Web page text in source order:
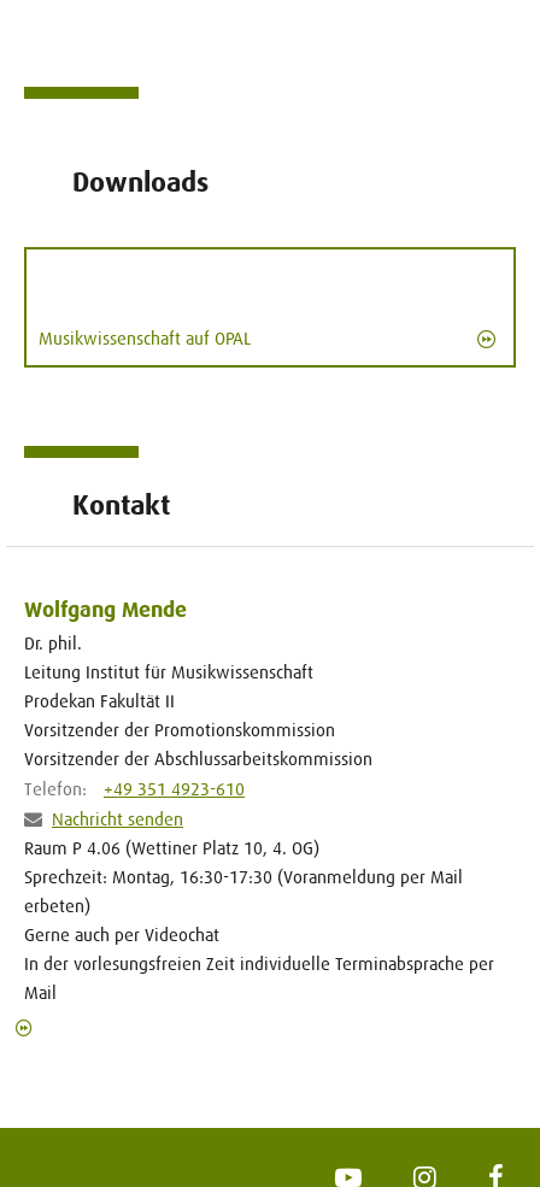
Downloads
Musikwissenschaft auf OPAL
Kontakt
Wolfgang Mende
Dr. phil.
Leitung Institut für Musikwissenschaft
Prodekan Fakultät II
Vorsitzender der Promotionskommission
Vorsitzender der Abschlussarbeitskommission
Telefon:
+49 351 4923-610
Nachricht senden
Raum P 4.06 (Wettiner Platz 10, 4. OG)
Sprechzeit: Montag, 16:30-17:30 (Voranmeldung per Mail
erbeten)
Gerne auch per Videochat
In der vorlesungsfreien Zeit individuelle Terminabsprache per
Mail
YouTube Instagram